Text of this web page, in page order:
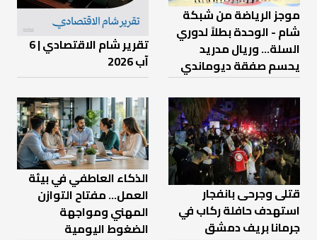
موجز الرياضة من شبكة
شام - الوحدة بطلاً لدوري
السلة... وريال مدريد
يحسم صفقة ديوماندي
تقرير شام الاقتصادي | 6
آب 2026
قتلى وجرحى بانفجار
استهدف حافلة ركاب في
جرمانا بريف دمشق
الذكاء العاطفي في بيئة
العمل… مفتاح التوازن
المهني ومواجهة
الضغوط اليومية